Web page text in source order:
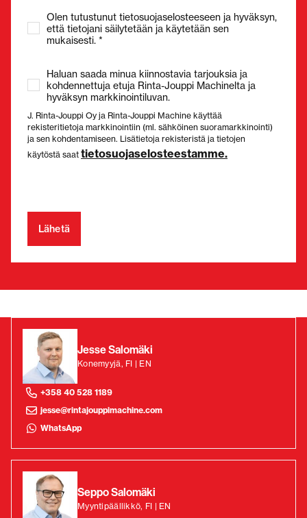
Olen tutustunut tietosuojaselosteeseen ja hyväksyn,
että tietojani säilytetään ja käytetään sen
mukaisesti. *
Haluan saada minua kiinnostavia tarjouksia ja
kohdennettuja etuja Rinta-Jouppi Machinelta ja
hyväksyn markkinointiluvan.
J. Rinta-Jouppi Oy ja Rinta-Jouppi Machine käyttää
rekisteritietoja markkinointiin (ml. sähköinen suoramarkkinointi)
ja sen kohdentamiseen. Lisätietoja rekisteristä ja tietojen
käytöstä saat tietosuojaselosteestamme.
Jesse Salomäki
Konemyyjä, FI | EN
+358 40 528 1189
jesse@rintajouppimachine.com
WhatsApp
Seppo Salomäki
Myyntipäällikkö, FI | EN